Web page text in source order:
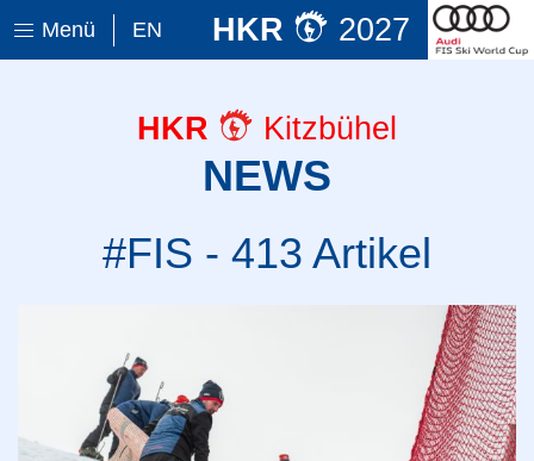
Menü EN HKR 2027
HKR Kitzbühel
NEWS
#FIS - 413 Artikel